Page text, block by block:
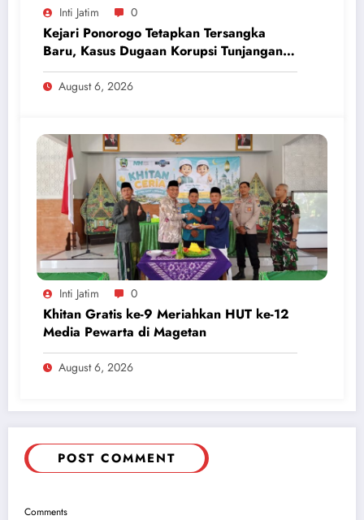
Inti Jatim 0
Kejari Ponorogo Tetapkan Tersangka
Baru, Kasus Dugaan Korupsi Tunjangan
Perumahan DPRD 2023-2026
August 6, 2026
Inti Jatim 0
Khitan Gratis ke-9 Meriahkan HUT ke-12
Media Pewarta di Magetan
August 6, 2026
POST COMMENT
Comments